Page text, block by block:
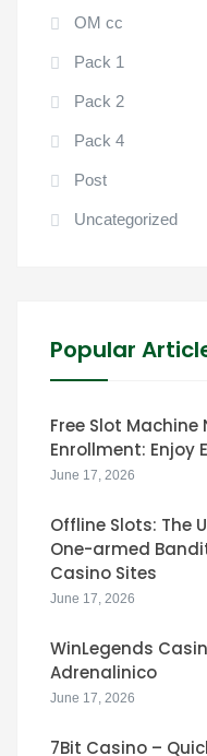
OM cc
Pack 1
Pack 2
Pack 4
Post
Uncategorized
Popular
Free Slot
Enrollment: Enjoy
June 17, 2026
Offline Slots: The
One-armed
Casino Sites
June 17, 2026
WinLegends
Adrenalinico
June 17, 2026
7Bit Casino –